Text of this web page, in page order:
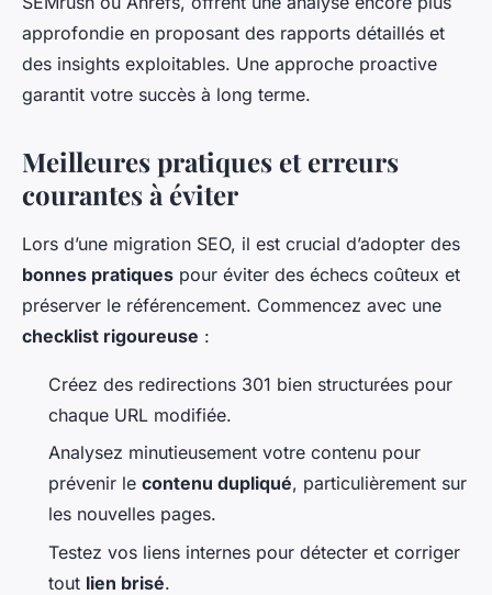
approfondie en proposant des rapports détaillés et
des insights exploitables. Une approche proactive
garantit votre succès à long terme.
Meilleures pratiques et erreurs
courantes à éviter
Lors d’une migration SEO, il est crucial d’adopter des
bonnes pratiques pour éviter des échecs coûteux et
préserver le référencement. Commencez avec une
checklist rigoureuse :
Créez des redirections 301 bien structurées pour
chaque URL modifiée.
Analysez minutieusement votre contenu pour
prévenir le contenu dupliqué, particulièrement sur
les nouvelles pages.
Testez vos liens internes pour détecter et corriger
tout lien brisé.